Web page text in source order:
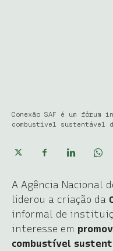
Conexão SAF é um
combustível sustentável
A Agência Nacional
liderou a criação da
informal de
interesse em
combustível